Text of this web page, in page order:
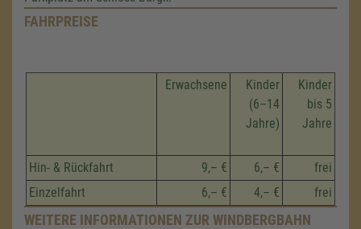
FAHRPREISE
Erwachsene
Kinder
(6–14
Jahre)
Kinder
bis 5
Jahre
Hin- & Rückfahrt 9,– € 6,– €
frei
Einzelfahrt
6,– € 4,– € frei
WEITERE INFORMATIONEN ZUR WINDBERGBAHN